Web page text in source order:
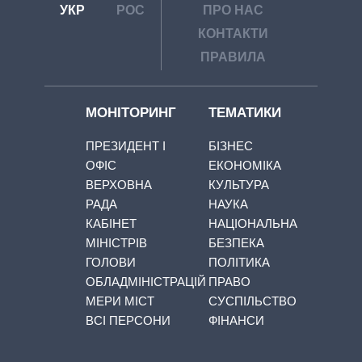
УКР РОС
ПРО НАС
КОНТАКТИ
ПРАВИЛА
МОНІТОРИНГ
ПРЕЗИДЕНТ І
ОФІС
ВЕРХОВНА
РАДА
КАБІНЕТ
МІНІСТРІВ
ГОЛОВИ
ОБЛАДМІНІСТРАЦІЙ
МЕРИ МІСТ
ВСІ ПЕРСОНИ
ТЕМАТИКИ
БІЗНЕС
ЕКОНОМІКА
КУЛЬТУРА
НАУКА
НАЦІОНАЛЬНА
БЕЗПЕКА
ПОЛІТИКА
ПРАВО
СУСПІЛЬСТВО
ФІНАНСИ